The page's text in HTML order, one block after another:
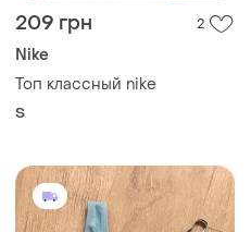
209 грн 2
Nike
Топ классный nike
S